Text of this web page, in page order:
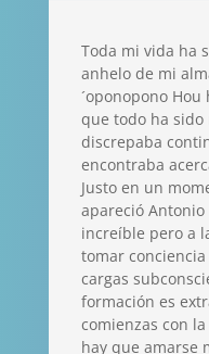
Toda mi vida ha
anhelo de mi
´oponopono
que todo ha sido
discrepaba
encontraba
Justo en un
apareció
increíble pero a
tomar
cargas
formación es
comienzas con
hay que amarse